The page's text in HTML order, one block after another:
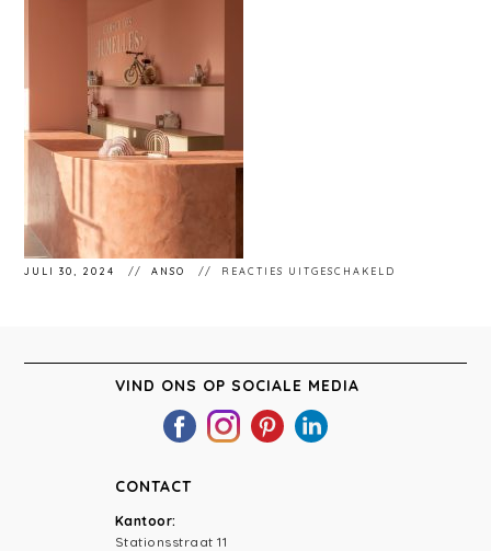
JULI 30, 2024 ANSO REACTIES UITGESCHAKELD
VIND ONS OP SOCIALE MEDIA
CONTACT
Kantoor:
Stationsstraat 11